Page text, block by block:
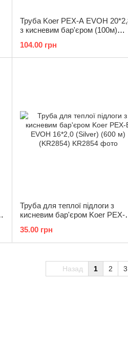
Труба Koer PEX-A EVOH
з кисневим бар'єром (100м)
104.00 грн
Труба для теплої підлоги з
кисневим бар'єром Koer PEX-
(KR2854)
35.00 грн
Назад 1 2 3